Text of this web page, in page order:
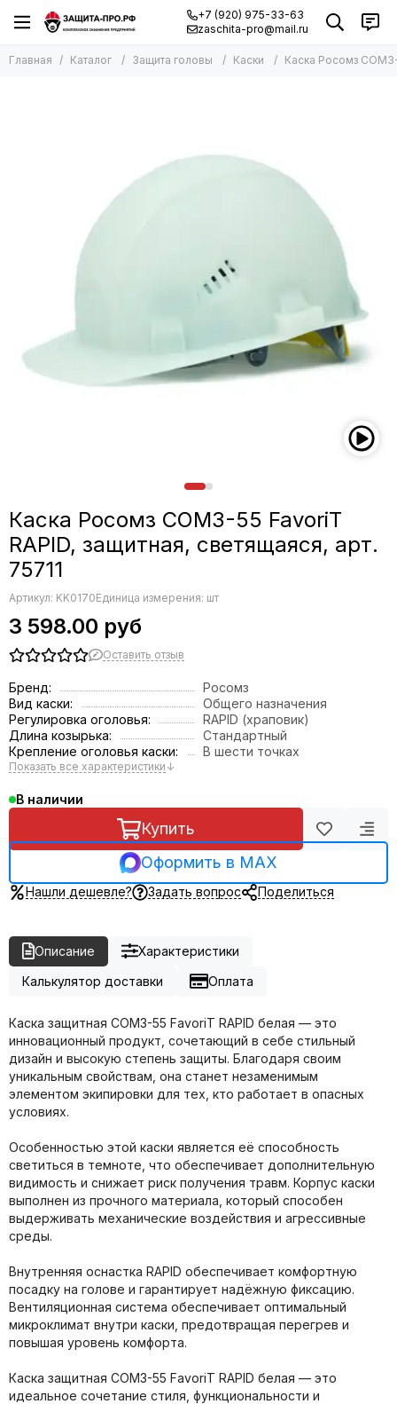
+7 (920) 975-33-63
zaschita-pro@mail.ru
Главная Каталог Защита головы Каски Каска Росомз СОМЗ-
Каска Росомз СОМЗ-55 FavoriT
RAPID, защитная, светящаяся, арт.
75711
Артикул: KK0170Единица измерения: шт
3 598.00 руб
Оставить отзыв
Бренд:
Росомз
Вид каски:
Общего назначения
Регулировка оголовья:
RAPID (храповик)
Длина козырька:
Стандартный
Крепление оголовья каски:
В шести точках
Показать все характеристики ↓
В наличии
Купить
Оформить в MAX
Нашли дешевле? Задать вопрос Поделиться
Описание
Характеристики
Калькулятор доставки
Оплата
Каска защитная СОМЗ-55 FavoriT RAPID белая — это
инновационный продукт, сочетающий в себе стильный
дизайн и высокую степень защиты. Благодаря своим
уникальным свойствам, она станет незаменимым
элементом экипировки для тех, кто работает в опасных
условиях.
Особенностью этой каски является её способность
светиться в темноте, что обеспечивает дополнительную
видимость и снижает риск получения травм. Корпус каски
выполнен из прочного материала, который способен
выдерживать механические воздействия и агрессивные
среды.
Внутренняя оснастка RAPID обеспечивает комфортную
посадку на голове и гарантирует надёжную фиксацию.
Вентиляционная система обеспечивает оптимальный
микроклимат внутри каски, предотвращая перегрев и
повышая уровень комфорта.
Каска защитная СОМЗ-55 FavoriT RAPID белая — это
идеальное сочетание стиля, функциональности и